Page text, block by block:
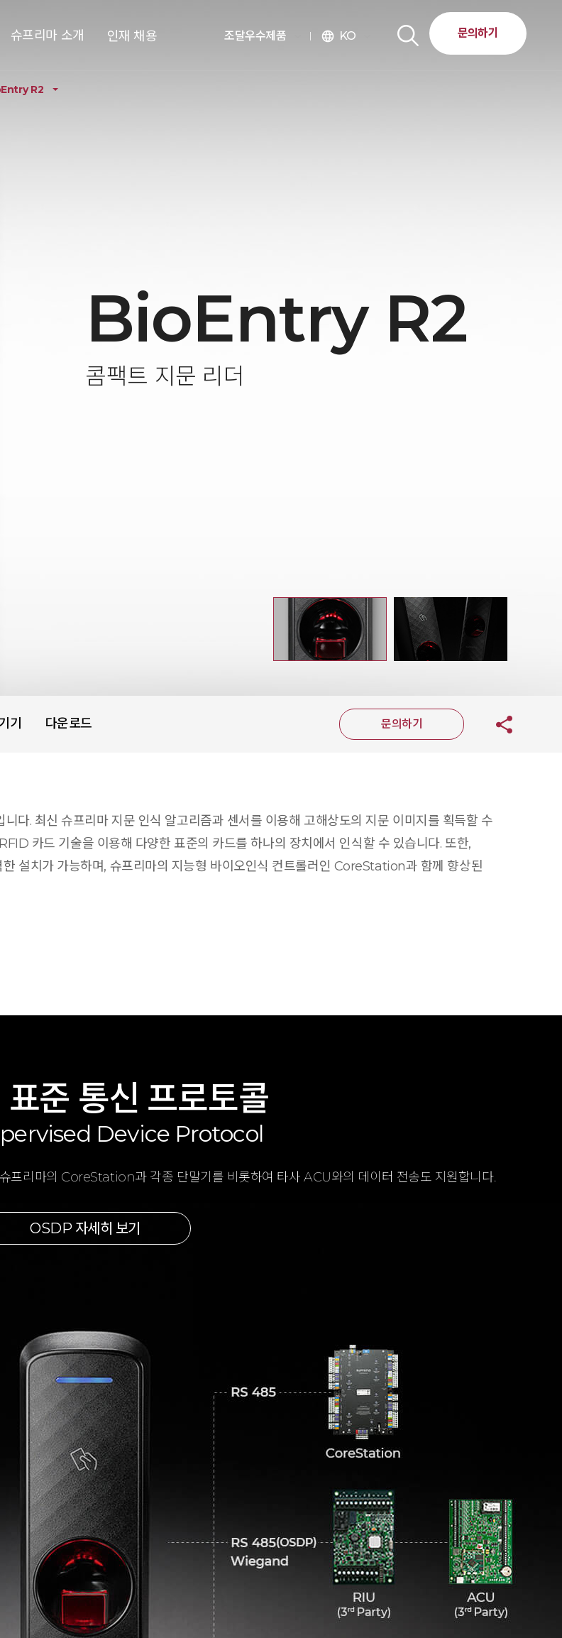
슈프리마 소개 인재 채용 조달우수제품 language KO 문의하기
BioEntry R2
콤팩트 지문 리더
R2
기 다운로드 문의하기
. 최신 슈프리마 지문 인식 알고리즘과 센서를 이용해 고해상도의 지문 이미지를 획득할 수
카드 기술을 이용해 다양한 표준의 카드를 하나의 장치에서 인식할 수 있습니다. 또한,
설치가 가능하며, 슈프리마의 지능형 바이오인식 컨트롤러인 CoreStation과 함께 향상된
준 통신 프로토콜
Device Protocol
리마의 CoreStation과 각종 단말기를 비롯하여 타사 ACU와의 데이터 전송도 지원합니다.
OSDP 자세히 보기